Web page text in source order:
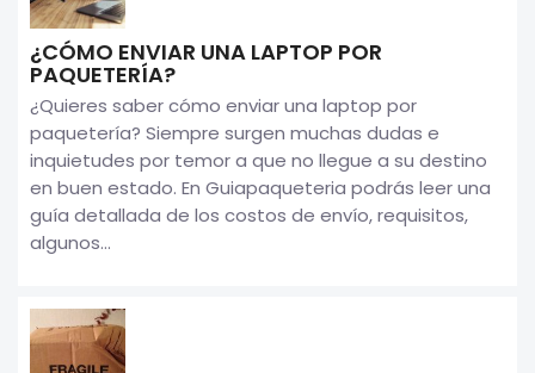
¿CÓMO ENVIAR UNA LAPTOP POR
PAQUETERÍA?
¿Quieres saber cómo enviar una laptop por
paquetería? Siempre surgen muchas dudas e
inquietudes por temor a que no llegue a su destino
en buen estado. En Guiapaqueteria podrás leer una
guía detallada de los costos de envío, requisitos,
algunos...